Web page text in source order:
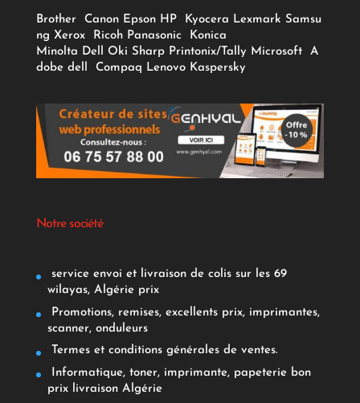
Brother Canon Epson HP Kyocera Lexmark Samsu
ng Xerox Ricoh Panasonic
Konica
Minolta Dell Oki Sharp Printonix/Tally Microsoft
A
dobe dell Compaq Lenovo Kaspersky
Notre société
service envoi et livraison de colis sur les 69
wilayas, Algérie prix
Promotions, remises, excellents prix, imprimantes,
scanner, onduleurs
Termes et conditions générales de ventes.
Informatique, toner, imprimante, papeterie bon
prix livraison Algérie